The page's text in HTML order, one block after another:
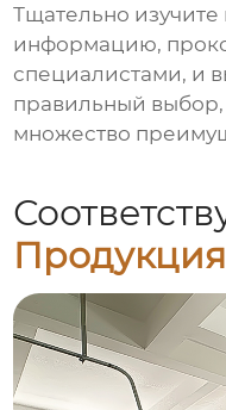
Тщательно
информацию,
специалистами, и
правильный
множество
Продукция